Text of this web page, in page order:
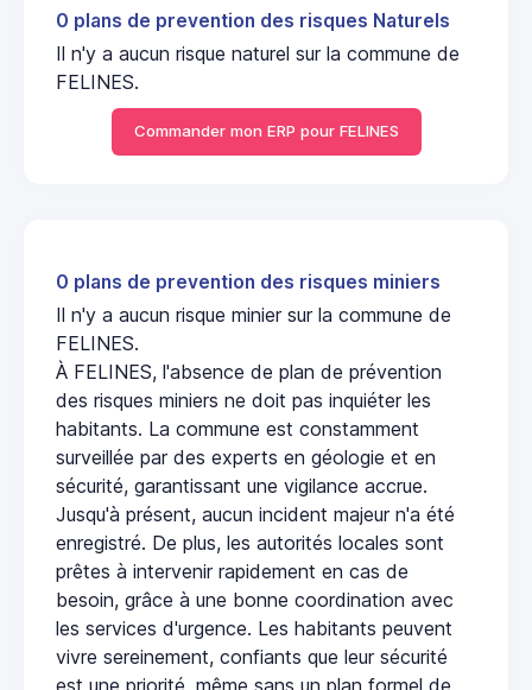
0 plans de prevention des risques Naturels
Il n'y a aucun risque naturel sur la commune de
FELINES.
Commander mon ERP pour FELINES
0 plans de prevention des risques miniers
Il n'y a aucun risque minier sur la commune de
FELINES.
À FELINES, l'absence de plan de prévention
des risques miniers ne doit pas inquiéter les
habitants. La commune est constamment
surveillée par des experts en géologie et en
sécurité, garantissant une vigilance accrue.
Jusqu'à présent, aucun incident majeur n'a été
enregistré. De plus, les autorités locales sont
prêtes à intervenir rapidement en cas de
besoin, grâce à une bonne coordination avec
les services d'urgence. Les habitants peuvent
vivre sereinement, confiants que leur sécurité
est une priorité, même sans un plan formel de